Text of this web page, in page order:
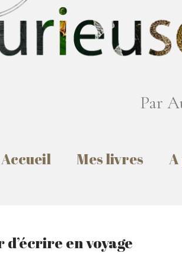
Par
Accueil Mes livres
en voyage